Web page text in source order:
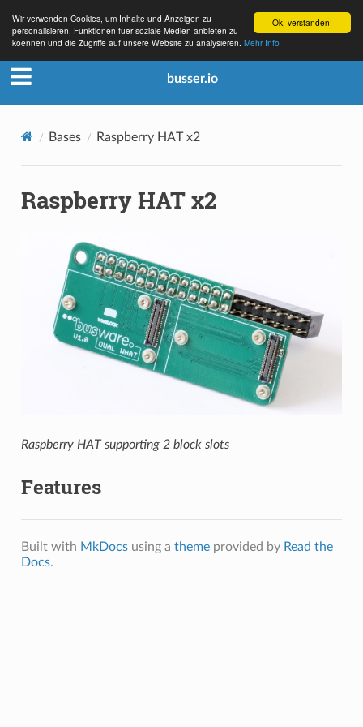
Ok, verstanden!
Wir verwenden Cookies, um Inhalte und Anzeigen zu
personalisieren, Funktionen fuer soziale Medien anbieten zu
koennen und die Zugriffe auf unsere Website zu analysieren. Mehr Info
busser.io
Bases Raspberry HAT x2
Raspberry HAT x2
Raspberry HAT supporting 2 block slots
Features
Built with MkDocsusing a themeprovided by Read the
Docs.